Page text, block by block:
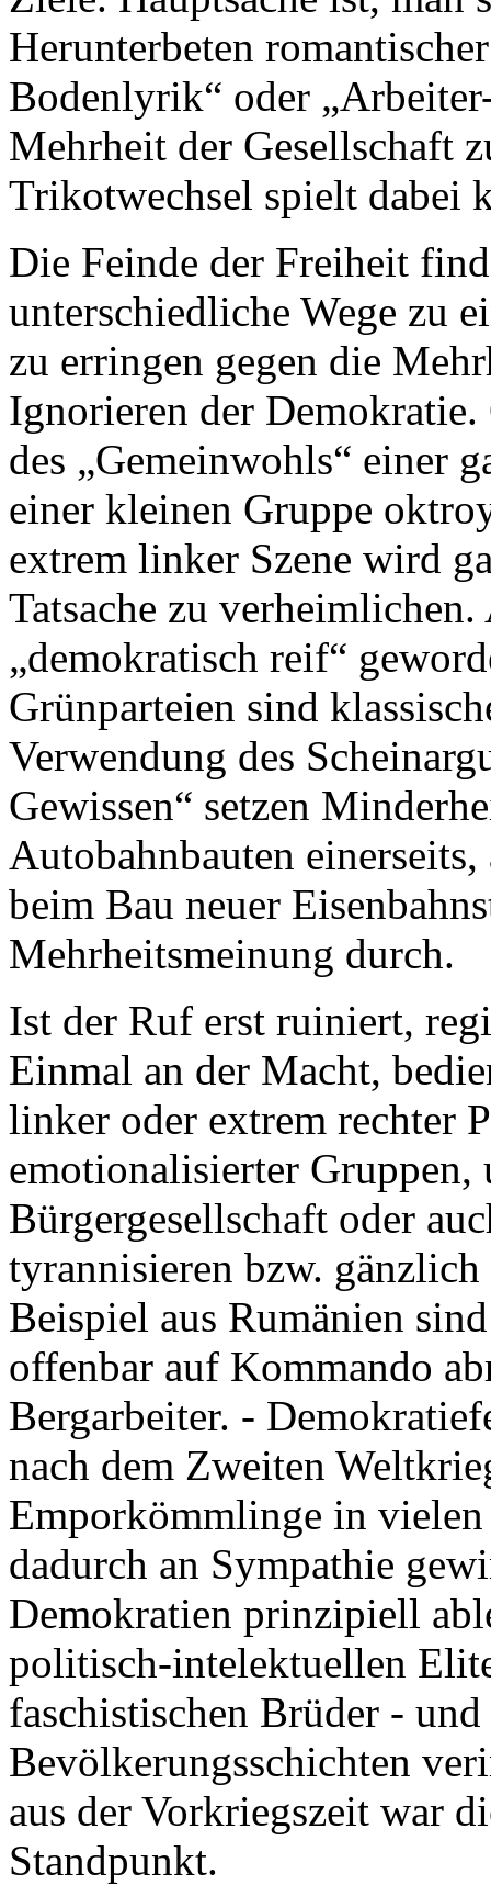
Herunterbeten
Bodenlyrik“ oder
Mehrheit der Gesellschaft
Trikotwechsel spielt dabei
Die Feinde der Freiheit
unterschiedliche Wege zu
zu erringen gegen die
Ignorieren der
des „Gemeinwohls“ einer
einer kleinen Gruppe
extrem linker Szene wird
Tatsache zu
„demokratisch reif“
Grünparteien sind
Verwendung des
Gewissen“ setzen
Autobahnbauten
beim Bau neuer
Mehrheitsmeinung durch.
Ist der Ruf erst ruiniert,
Einmal an der Macht,
linker oder extrem rechter
emotionalisierter
Bürgergesellschaft oder
tyrannisieren bzw.
Beispiel aus Rumänien
offenbar auf Kommando
Bergarbeiter. -
nach dem Zweiten
Emporkömmlinge in
dadurch an Sympathie
Demokratien prinzipiell
politisch-intelektuellen
faschistischen Brüder -
Bevölkerungsschichten
aus der Vorkriegszeit war
Standpunkt.